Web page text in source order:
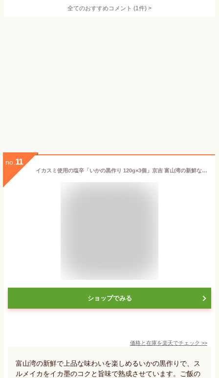
全てのおすすめコメント (1件) >
no. 11
イカスミ使用の塩辛「いかの黒作り 120g×3個」京吉 富山湾の新鮮な海の幸 (クール冷凍便)
ショップでみる
価格と在庫を楽天でチェック >>
富山湾の新鮮で上品な味わいを楽しめるいかの黒作りで、ス
ルメイカをイカ墨のコクと旨味で熟成させています。ご飯の